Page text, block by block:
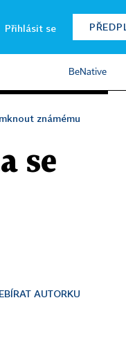
Přihlásit se
BeNative
známému
se
AUTORKU